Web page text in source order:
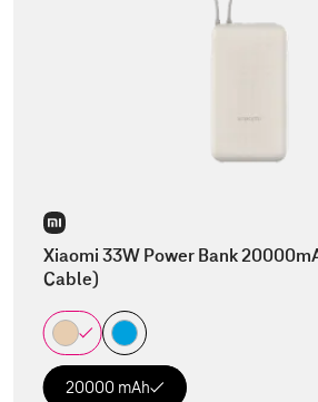
Xiaomi 33W Power Bank
Cable)
20000 mAh